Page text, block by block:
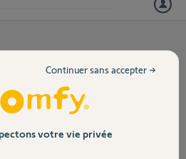
le mémoire sur ma télécommande, qd
rset secteur 2s 10s 2s. J arrive a le
il perd la mémoire, je me demandai
ou si cela peut provenir d’autres
votre vie privée
Continuer sans accepter →